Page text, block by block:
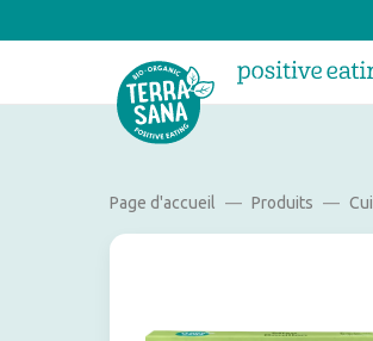
Page d'accueil Produits